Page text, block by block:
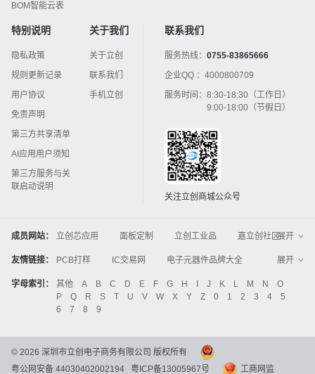
BOM智能云表
特别说明
隐私政策
规则更新记录
用户协议
免责声明
第三方共享清单
AI应用用户须知
第三方服务与关
联启动说明
关于我们
关于立创
联系我们
手机立创
联系我们
服务热线： 0755-83865666
企业QQ ： 4000800709
服务时间： 8:30-18:30（工作日）
9:00-18:00（节假日）
关注立创商城公众号
成员网站： 立创芯应用 面板定制 立创工业品
嘉立创社区
3D打印
嘉立创FPC 嘉立创PCB
嘉立创FA
Global Website LCSC
ZXHPCB
展开
友情链接： PCB打样 IC交易网
电子元器件品牌大全
中国IC网
智能电网 机电设备
电子工程网
晶振
电子技术应用 21icsearch
电子展
工业品采购
IC电子网 锂电池
集成灶
中国机床商务网
DFRobot开源硬件商城
展开
字母索引： 其他 A B C D E F G H J K L M N
O
P
Q R S T U V W X Y Z 0 1 2 3 4
5
6
7 8 9
© 2026 深圳市立创电子商务有限公司 版权所有
粤公网安备 44030402002194
粤ICP备13005967号 工商网监